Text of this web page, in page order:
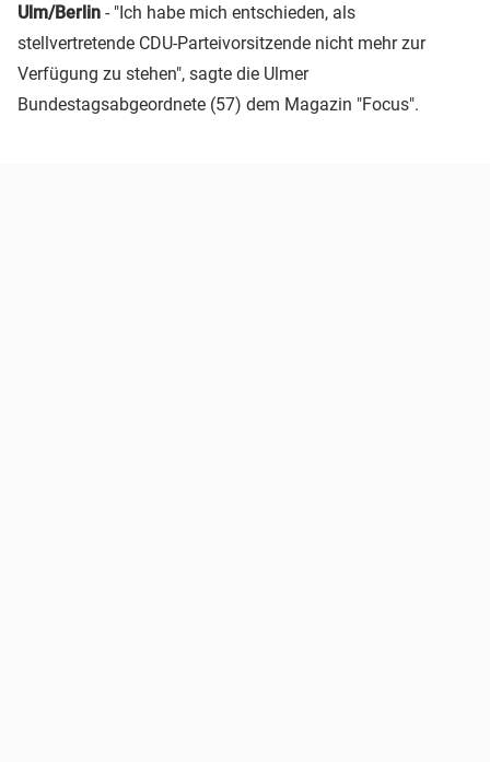
Ulm/Berlin - "Ich habe mich entschieden, als
stellvertretende CDU-Parteivorsitzende nicht mehr zur
Verfügung zu stehen", sagte die Ulmer
Bundestagsabgeordnete (57) dem Magazin "Focus".